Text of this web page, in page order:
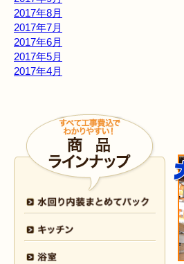
2017年8月
2017年7月
2017年6月
2017年5月
2017年4月